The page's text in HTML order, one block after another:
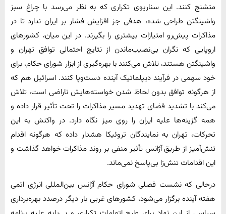
متشنج کنند. این سناریوی تکراری که به نظر می‌رسد با چراغ سبز
واشینگتن طراحی شده، هدفی جز افزایش فشار بر ایران ندارد تا در
مذاکرات پیش‌رو امتیازات بیشتری را بگیرند. در این میان، کشورهای
اروپایی که نگران بی‌نصیب‌ماندن از نتایج احتمالی توافق تهران و
واشینگتن هستند، تلاش می‌کنند با بهره‌گیری از ابزار شورای حکام، برای
خود سهمی در فرآیند دیپلماتیک آینده دست‌وپا کنند. اسرائیل هم که
از هرگونه توافق بدون لحاظ شدن خواسته‌هایش ناراضی است، تلاش
می‌کند با تشدید فضای تهدید مسیر مذاکرات را تحت تأثیر قرار داده و
همه گزینه‌ها علیه ایران را روی میز نگاه دارد. در واکنش به این
تحرکات، تهران به نمایندگان تروئیکا هشدار داده که هرگونه اقدام
تنش‌آمیز از طریق آژانس تأثیر منفی بر روند مذاکرات خواهد گذاشت و
این اقدامات تنش‌زا بی‌پاسخ نمی‌ماند.
درحالی که نشست فصلی شورای حکام آژانس بین‌المللی انرژی اتمی
هفته آینده برگزار می‌شود، کشورهای غربی بار دیگر درصدد بهره‌برداری